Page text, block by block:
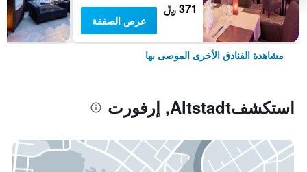
371 ﷼
عرض الصفقة
مشاهدة الفنادق الأخرى الموصى بها
استكشفAltstadt, إرفورت